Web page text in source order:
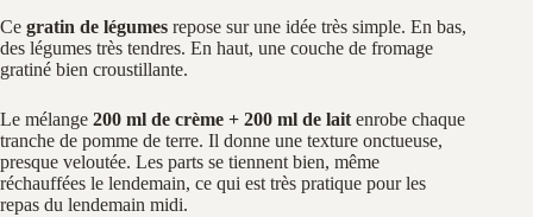
Ce gratin de légumes repose sur une idée très simple. En bas,
des légumes très tendres. En haut, une couche de fromage
gratiné bien croustillante.
Le mélange 200 ml de crème + 200 ml de lait enrobe chaque
tranche de pomme de terre. Il donne une texture onctueuse,
presque veloutée. Les parts se tiennent bien, même
réchauffées le lendemain, ce qui est très pratique pour les
repas du lendemain midi.